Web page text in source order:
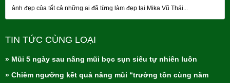
ảnh đẹp của tất cả những ai đã từng làm đẹp tại Mika Vũ Thái...
TIN TỨC CÙNG LOẠI
» Mũi 5 ngày sau nâng mũi bọc sụn siêu tự nhiên luôn
» Chiêm ngưỡng kết quả nâng mũi “trường tồn cùng năm